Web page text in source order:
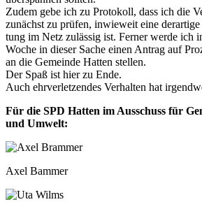
Zudem gebe ich zu Pro­to­koll, dass ich die
zunächst zu prü­fen, inwie­weit eine
tung im Netz zuläs­sig ist. Fer­ner wer­de ich
Woche in die­ser Sache einen Antrag auf
an die Gemein­de Hat­ten stel­len.
Der Spaß ist hier zu Ende.
Auch ehr­ver­let­zen­des Ver­hal­ten hat
Für die SPD Hat­ten im Aus­schuss für
und Umwelt:
Axel Bam­mer